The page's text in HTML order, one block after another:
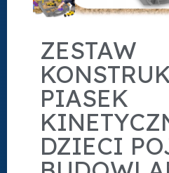
ZESTAW
PIASEK
DZIECI